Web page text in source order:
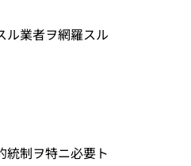
ル業者ヲ網羅スル
統制ヲ特ニ必要ト